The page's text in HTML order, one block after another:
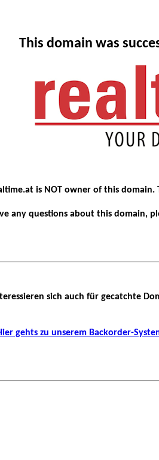
This domain was
is NOT owner of this
any questions about this domain,
sich auch für gecatchte
gehts zu unserem Backorder-